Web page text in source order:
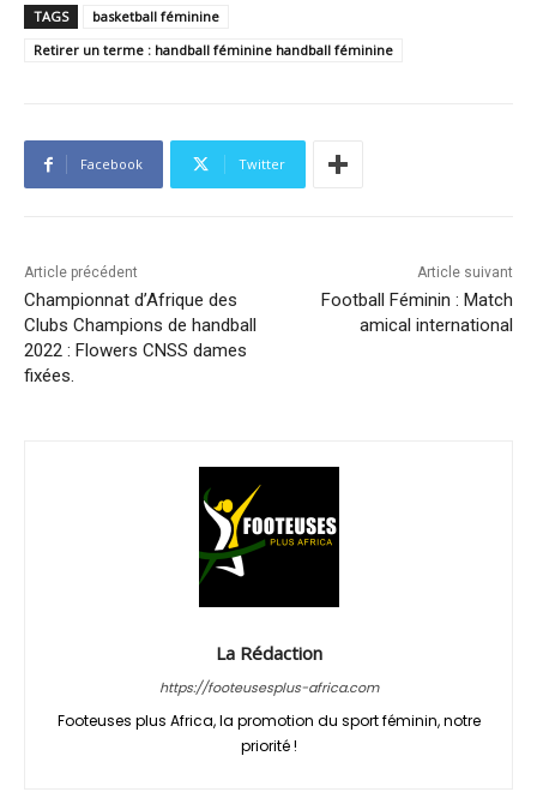
TAGS
basketball féminine
Retirer un terme : handball féminine handball féminine
Facebook Twitter
Article précédent
Championnat d’Afrique des
Clubs Champions de handball
2022 : Flowers CNSS dames
fixées.
Article suivant
Football Féminin : Match
amical international
La Rédaction
https://footeusesplus-africa.com
Footeuses plus Africa, la promotion du sport féminin, notre
priorité !